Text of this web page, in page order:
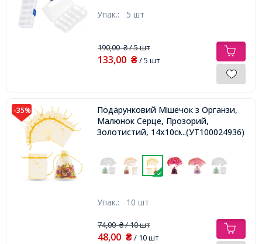
Упак.: 5 шт
190,00₴/ 5 шт
133,00 ₴/ 5 шт
-35%
Подарунковий Мішечок з Органзи,
Малюнок Серце, Прозорий,
Золотистий, 14x10см,...(УТ100024936)
Упак.: 10 шт
74,00₴/ 10 шт
48,00 ₴/ 10 шт